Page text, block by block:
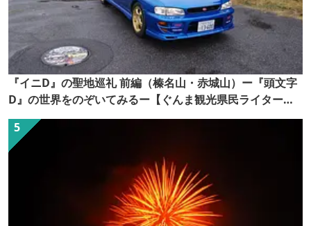
『イニD』の聖地巡礼 前編（榛名山・赤城山）ー『頭文字
D』の世界をのぞいてみるー【ぐんま観光県民ライター
（ぐん記者）】